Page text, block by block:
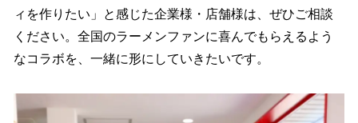
ィを作りたい」と感じた企業様・店舗様は、ぜひご相談
ください。全国のラーメンファンに喜んでもらえるよう
なコラボを、一緒に形にしていきたいです。